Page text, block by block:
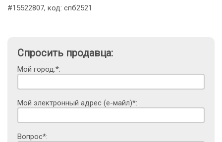
#15522807, код: спб2521
Спросить продавца:
Мой город:*:
Мой электронный адрес (е-майл)*:
Вопрос*: